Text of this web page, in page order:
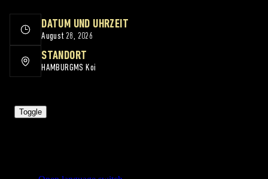
DATUM UND UHRZEIT
August 28, 2026
STANDORT
HAMBURGMS Koi